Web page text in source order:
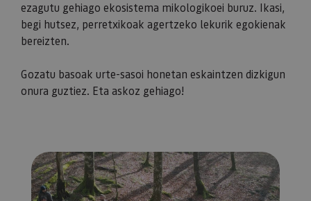
ezagutu gehiago ekosistema mikologikoei buruz. Ikasi,
begi hutsez, perretxikoak agertzeko lekurik egokienak
bereizten.
Gozatu basoak urte-sasoi honetan eskaintzen dizkigun
onura guztiez. Eta askoz gehiago!